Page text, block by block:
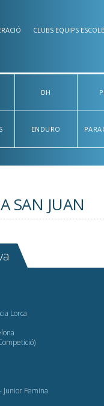
CLUBS EQUIPS
DH
ENDURO
SAN JUAN
Lorca
Junior Femina